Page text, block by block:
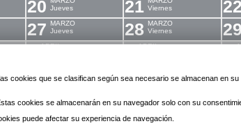
20 Jueves
21 Viernes
22
27
MARZO
Jueves
28
MARZO
Viernes
29
ABRIL
ABRIL
© 2010 Laredo | Este sitio ha
cookies que se clasifican según sea necesario se almacenan en su
cookies se almacenarán en su navegador solo con su
puede afectar su experiencia de navegación.